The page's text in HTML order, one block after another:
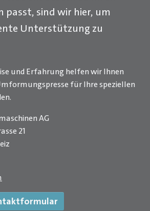
passt, sind wir hier, um
Unterstützung zu
und Erfahrung helfen wir Ihnen
für Ihre speziellen
AG
21